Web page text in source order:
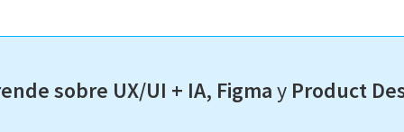
sobre UX/UI + IA, Figmay Product